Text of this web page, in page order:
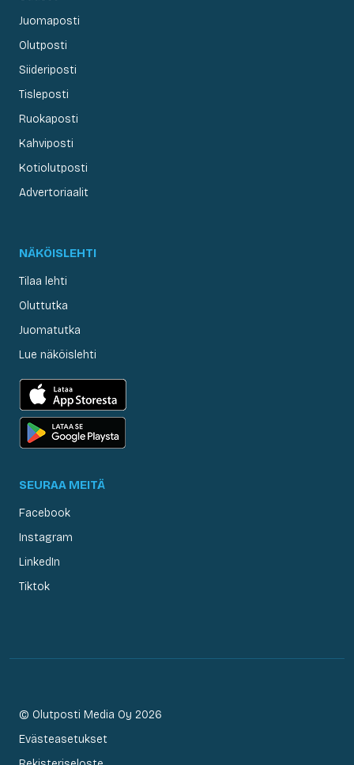
Juomaposti
Olutposti
Siideriposti
Tisleposti
Ruokaposti
Kahviposti
Kotiolutposti
Advertoriaalit
NÄKÖISLEHTI
Tilaa lehti
Oluttutka
Juomatutka
Lue näköislehti
SEURAA MEITÄ
Facebook
Instagram
LinkedIn
Tiktok
© Olutposti Media Oy 2026
Evästeasetukset